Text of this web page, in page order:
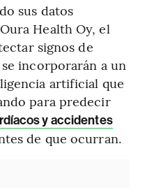
sus datos
Health Oy, el
signos de
incorporarán a un
artificial que
para predecir
y accidentes
de que ocurran.